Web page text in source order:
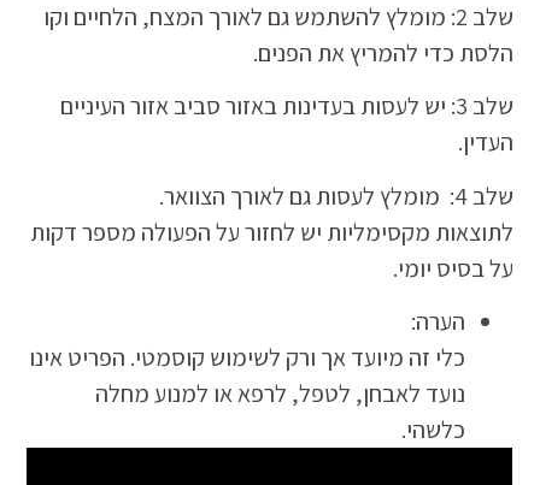
שלב 2: מומלץ להשתמש גם לאורך המצח, הלחיים וקו
הלסת כדי להמריץ את הפנים.
שלב 3: יש לעסות בעדינות באזור סביב אזור העיניים
העדין.
שלב 4: מומלץ לעסות גם לאורך הצוואר.
לתוצאות מקסימליות יש לחזור על הפעולה מספר דקות
על בסיס יומי.
הערה:
כלי זה מיועד אך ורק לשימוש קוסמטי. הפריט אינו
נועד לאבחן, לטפל, לרפא או למנוע מחלה
כלשהי.